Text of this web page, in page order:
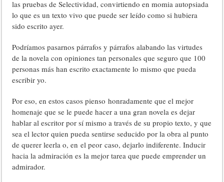
las pruebas de Selectividad, convirtiendo en momia autopsiada
lo que es un texto vivo que puede ser leído como si hubiera
sido escrito ayer.
Podríamos pasarnos párrafos y párrafos alabando las virtudes
de la novela con opiniones tan personales que seguro que 100
personas más han escrito exactamente lo mismo que pueda
escribir yo.
Por eso, en estos casos pienso honradamente que el mejor
homenaje que se le puede hacer a una gran novela es dejar
hablar al escritor por sí mismo a través de su propio texto, y que
sea el lector quien pueda sentirse seducido por la obra al punto
de querer leerla o, en el peor caso, dejarlo indiferente. Inducir
hacia la admiración es la mejor tarea que puede emprender un
admirador.